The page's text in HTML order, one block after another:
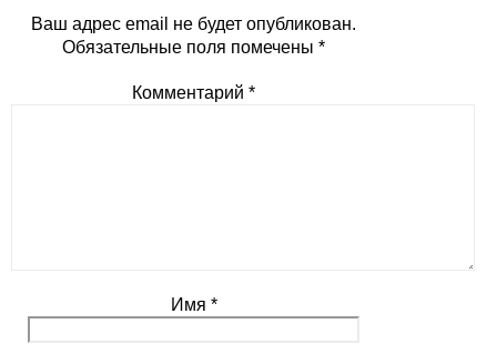
Ваш адрес email не будет опубликован.
Обязательные поля помечены*
Комментарий*
Имя *